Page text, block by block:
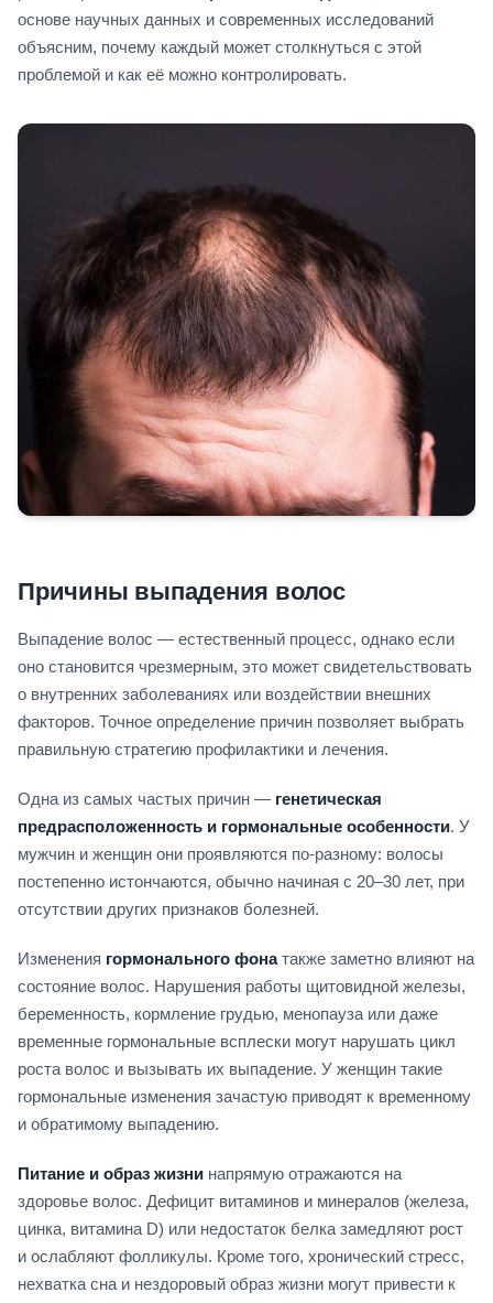
основе научных данных и современных исследований
объясним, почему каждый может столкнуться с этой
проблемой и как её можно контролировать.
Причины выпадения волос
Выпадение волос — естественный процесс, однако если
оно становится чрезмерным, это может свидетельствовать
о внутренних заболеваниях или воздействии внешних
факторов. Точное определение причин позволяет выбрать
правильную стратегию профилактики и лечения.
Одна из самых частых причин — генетическая
предрасположенность и гормональные особенности. У
мужчин и женщин они проявляются по-разному: волосы
постепенно истончаются, обычно начиная с 20–30 лет, при
отсутствии других признаков болезней.
Изменения гормонального фонатакже заметно влияют на
состояние волос. Нарушения работы щитовидной железы,
беременность, кормление грудью, менопауза или даже
временные гормональные всплески могут нарушать цикл
роста волос и вызывать их выпадение. У женщин такие
гормональные изменения зачастую приводят к временному
и обратимому выпадению.
Питание и образ жизни напрямую отражаются на
здоровье волос. Дефицит витаминов и минералов (железа,
цинка, витамина D) или недостаток белка замедляют рост
и ослабляют фолликулы. Кроме того, хронический стресс,
нехватка сна и нездоровый образ жизни могут привести к